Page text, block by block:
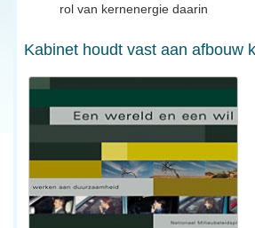
rol van kernenergie daarin
Kabinet houdt vast aan afbouw